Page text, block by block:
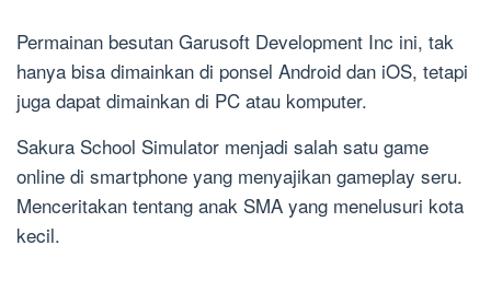
Permainan besutan Garusoft Development Inc ini, tak
hanya bisa dimainkan di ponsel Android dan iOS, tetapi
juga dapat dimainkan di PC atau komputer.
Sakura School Simulator menjadi salah satu game
online di smartphone yang menyajikan gameplay seru.
Menceritakan tentang anak SMA yang menelusuri kota
kecil.